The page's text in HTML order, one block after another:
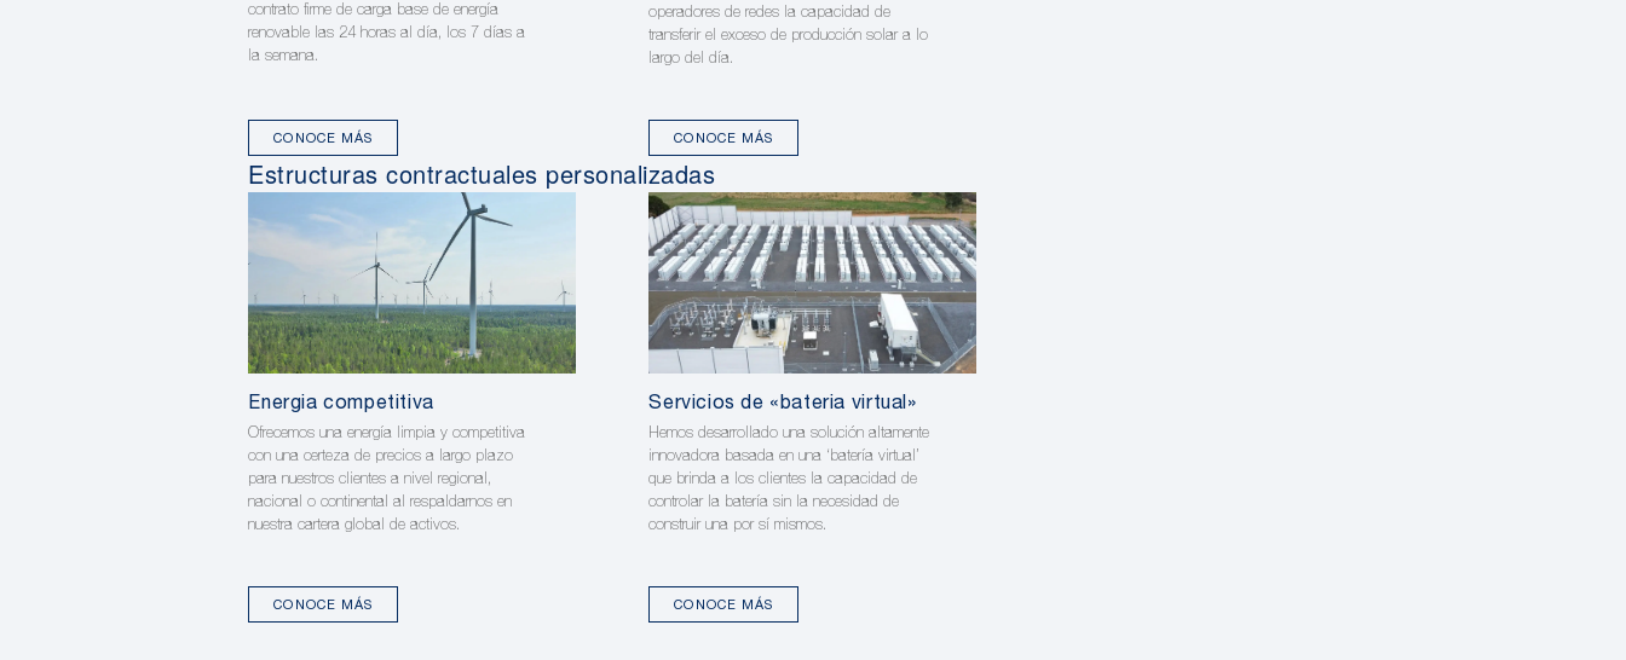
contrato firme de carga base de energía
renovable las 24 horas al día, los 7 días a
la semana.
CONOCE MÁS
operadores de redes la capacidad de
transferir el exceso de producción solar a lo
largo del día.
CONOCE MÁS
Estructuras contractuales personalizadas
Energia competitiva
Ofrecemos una energía limpia y competitiva
con una certeza de precios a largo plazo
para nuestros clientes a nivel regional,
nacional o continental al respaldarnos en
nuestra cartera global de activos.
CONOCE MÁS
Servicios de «bateria virtual»
Hemos desarrollado una solución altamente
innovadora basada en una ‘batería virtual’
que brinda a los clientes la capacidad de
controlar la batería sin la necesidad de
construir una por sí mismos.
CONOCE MÁS